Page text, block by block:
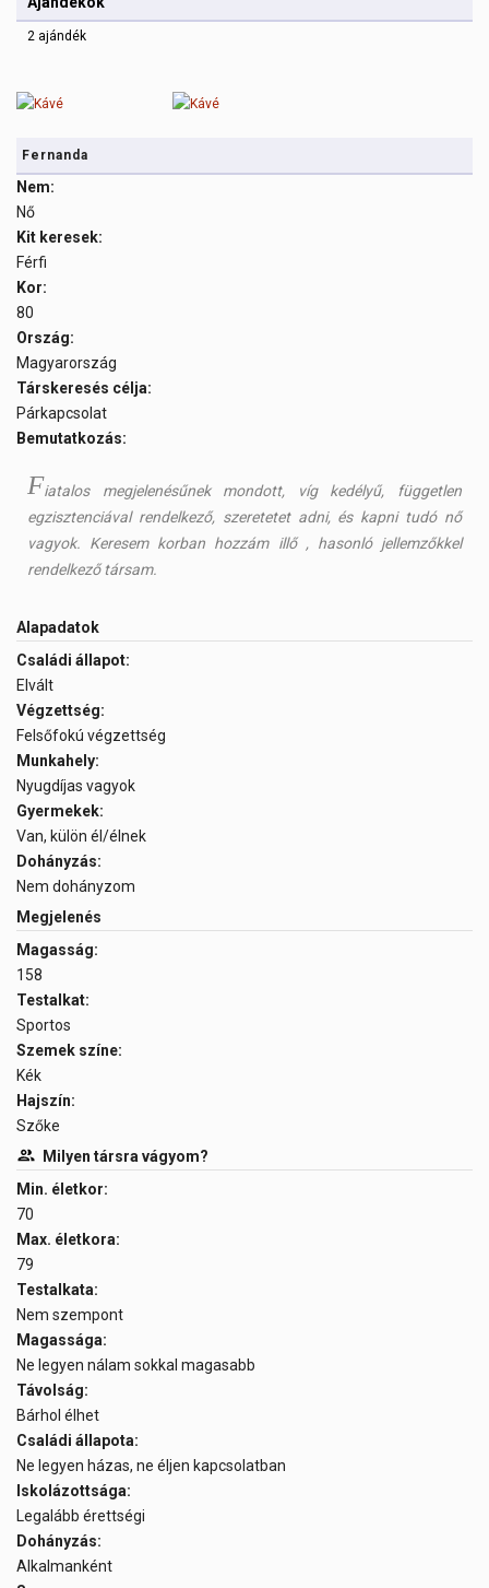
2 ajándék
Fernanda
Nem:
Nő
Kit keresek:
Férfi
Kor:
80
Ország:
Magyarország
Társkeresés célja:
Párkapcsolat
Bemutatkozás:
Fiatalos megjelenésűnek mondott, víg kedélyű, független
egzisztenciával rendelkező, szeretetet adni, és kapni tudó nő
vagyok. Keresem korban hozzám illő , hasonló jellemzőkkel
rendelkező társam.
Alapadatok
Családi állapot:
Elvált
Végzettség:
Felsőfokú végzettség
Munkahely:
Nyugdíjas vagyok
Gyermekek:
Van, külön él/élnek
Dohányzás:
Nem dohányzom
Megjelenés
Magasság:
158
Testalkat:
Sportos
Szemek színe:
Kék
Hajszín:
Szőke
Milyen társra vágyom?
Min. életkor:
70
Max. életkora:
79
Testalkata:
Nem szempont
Magassága:
Ne legyen nálam sokkal magasabb
Távolság:
Bárhol élhet
Családi állapota:
Ne legyen házas, ne éljen kapcsolatban
Iskolázottsága:
Legalább érettségi
Dohányzás:
Alkalmanként